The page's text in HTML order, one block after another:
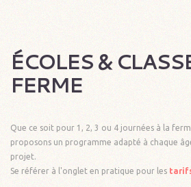
ÉCOLES &
FERME
Que ce soit pour 1, 2, 3 ou 4 journées à la
proposons un programme adapté à chaque
projet.
Se référer à l'onglet en pratique pour les